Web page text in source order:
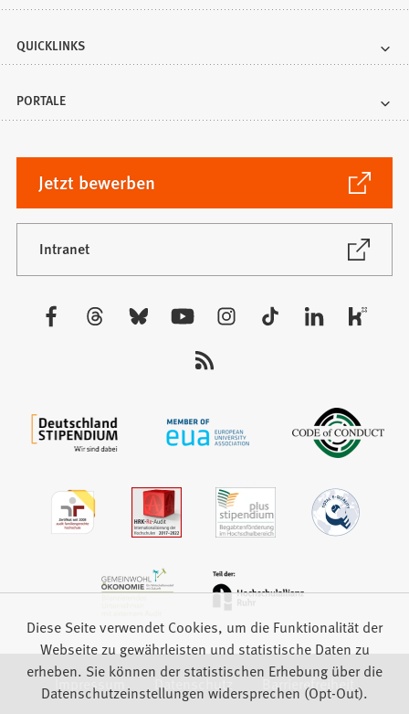
QUICKLINKS
PORTALE
Jetzt bewerben
(Öffnet
in
einem
neuen
Tab)
Intranet
(Öffnet
neuen
Besuchen
Impressum Datenschutz
Barrierefreiheit
Diese Seite verwendet Cookies, um die Funktionalität der
Webseite zu gewährleisten und statistische Daten zu
erheben. Sie können der statistischen Erhebung über die
Datenschutzeinstellungen widersprechen (Opt-Out).